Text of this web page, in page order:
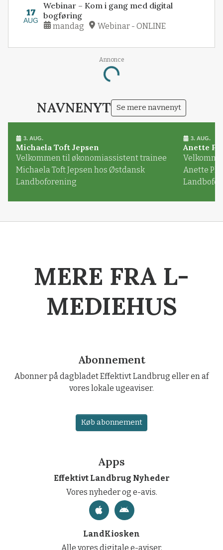
17
AUG
Webinar – Kom i gang med digital
bogføring
mandag Webinar - ONLINE
Annonce
Loading...
NAVNENYT Se mere navnenyt
3. AUG.
Michaela Toft Jepsen
Velkommen til økonomiassistent trainee
Michaela Toft Jepsen hos Østdansk
Landboforening
3. AUG.
Anette
Anette
MERE FRA L-
MEDIEHUS
Abonnement
Abonner på dagbladet Effektivt Landbrug eller en af
vores lokale ugeaviser.
Køb abonnement
Apps
Effektivt Landbrug Nyheder
Vores nyheder og e-avis.
LandKiosken
Alle vores digitale e-aviser.